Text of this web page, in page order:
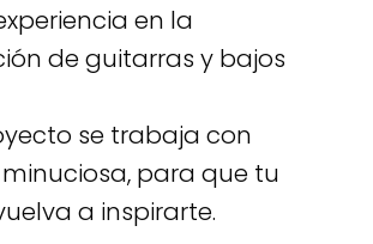
en la
de guitarras y bajos
se trabaja con
para que tu
a inspirarte.